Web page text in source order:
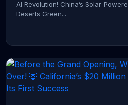
AI Revolution! China’s Solar-
Deserts Green...